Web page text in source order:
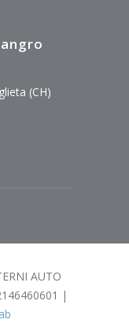
(CH)
AUTO
|